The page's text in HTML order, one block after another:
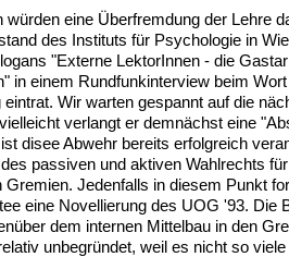
würden eine Überfremdung der Lehre
des Instituts für Psychologie in
"Externe LektorInnen - die
in einem Rundfunkinterview beim
eintrat. Wir warten gespannt auf die
verlangt er demnächst eine
disee Abwehr bereits erfolgreich
passiven und aktiven Wahlrechts
Gremien. Jedenfalls in diesem Punkt
eine Novellierung des UOG '93. Die
dem internen Mittelbau in den
unbegründet, weil es nicht so